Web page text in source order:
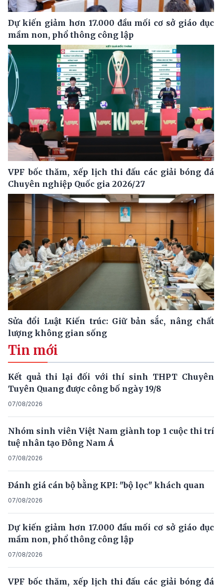
Dự kiến giảm hơn 17.000 đầu mối cơ sở giáo dục
mầm non, phổ thông công lập
VPF bốc thăm, xếp lịch thi đấu các giải bóng đá
Chuyên nghiệp Quốc gia 2026/27
Sửa đổi Luật Kiến trúc: Giữ bản sắc, nâng chất
lượng không gian sống
Tin mới
Kết quả thi lại đối với thí sinh THPT Chuyên
Tuyên Quang được công bố ngày 19/8
07/08/2026
Nhóm sinh viên Việt Nam giành top 1 cuộc thi trí
tuệ nhân tạo Đông Nam Á
07/08/2026
Đánh giá cán bộ bằng KPI: "bộ lọc" khách quan
07/08/2026
Dự kiến giảm hơn 17.000 đầu mối cơ sở giáo dục
mầm non, phổ thông công lập
07/08/2026
VPF bốc thăm, xếp lịch thi đấu các giải bóng đá